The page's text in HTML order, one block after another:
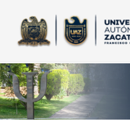
contenido